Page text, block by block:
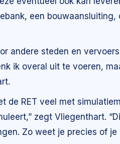
een bouwaansluiting,
andere steden en
ik overal uit te voeren,
RET veel met
zegt Vliegenthart.
Zo weet je precies of je